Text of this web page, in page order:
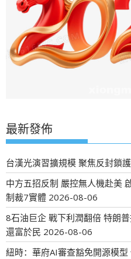
最新發佈
台漢光演習擴規模 聚焦反封鎖
中方五招反制 嚴控無人機赴美
制裁7實體 2026-08-06
8石油巨企 戰下利潤翻倍 特朗
還富於民 2026-08-06
紐時：華府AI審查豁免開源模型